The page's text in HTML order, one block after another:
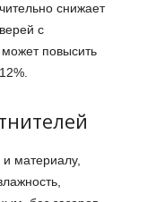
снижает
с
повысить
материалу,